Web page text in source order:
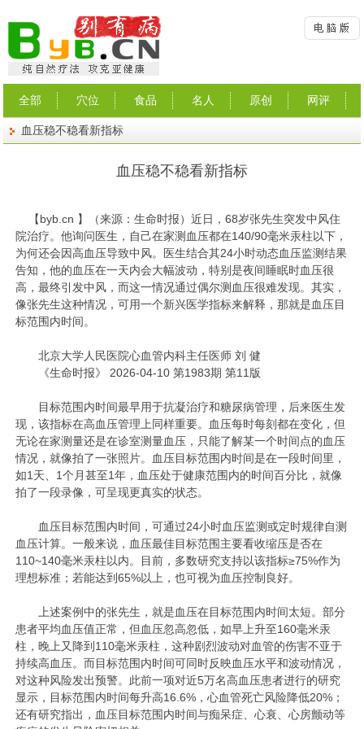
全部 穴位 食品 名人 原创 网评
血压稳不稳看新指标
血压稳不稳看新指标
【byb.cn 】（来源：生命时报）近日，68岁张先生突发中风住
院治疗。他询问医生，自己在家测血压都在140/90毫米汞柱以下，
为何还会因高血压导致中风。医生结合其24小时动态血压监测结果
告知，他的血压在一天内会大幅波动，特别是夜间睡眠时血压很
高，最终引发中风，而这一情况通过偶尔测血压很难发现。其实，
像张先生这种情况，可用一个新兴医学指标来解释，那就是血压目
标范围内时间。
北京大学人民医院心血管内科主任医师 刘 健
《生命时报》 2026-04-10 第1983期 第11版
目标范围内时间最早用于抗凝治疗和糖尿病管理，后来医生发
现，该指标在高血压管理上同样重要。血压每时每刻都在变化，但
无论在家测量还是在诊室测量血压，只能了解某一个时间点的血压
情况，就像拍了一张照片。血压目标范围内时间是在一段时间里，
如1天、1个月甚至1年，血压处于健康范围内的时间百分比，就像
拍了一段录像，可呈现更真实的状态。
血压目标范围内时间，可通过24小时血压监测或定时规律自测
血压计算。一般来说，血压最佳目标范围主要看收缩压是否在
110~140毫米汞柱以内。目前，多数研究支持以该指标≥75%作为
理想标准；若能达到65%以上，也可视为血压控制良好。
上述案例中的张先生，就是血压在目标范围内时间太短。部分
患者平均血压值正常，但血压忽高忽低，如早上升至160毫米汞
柱，晚上又降到110毫米汞柱，这种剧烈波动对血管的伤害不亚于
持续高血压。而目标范围内时间可同时反映血压水平和波动情况，
对这种风险发出预警。此前一项对近5万名高血压患者进行的研究
显示，目标范围内时间每升高16.6%，心血管死亡风险降低20%；
还有研究指出，血压目标范围内时间与痴呆症、心衰、心房颤动等